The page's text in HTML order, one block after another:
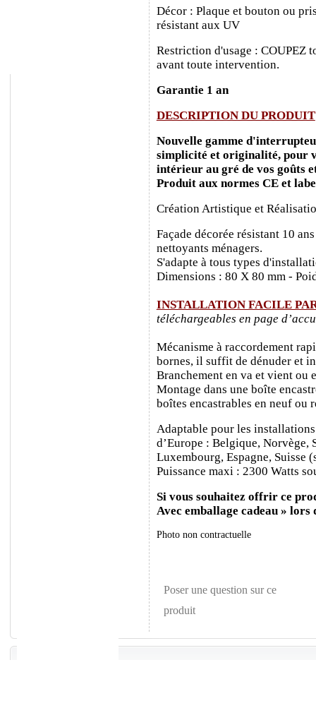
Décor : Plaque et bouton ou
résistant aux UV
Restriction d'usage : COUPEZ
avant toute intervention.
Garantie 1 an
DESCRIPTION DU PRODUIT
Nouvelle gamme
simplicité et originalité, pour
intérieur au gré de vos goûts
Produit aux normes CE et
Création Artistique et
Façade décorée résistant 10
nettoyants ménagers.
S'adapte à tous types
Dimensions : 80 X 80 mm -
INSTALLATION FACILE
téléchargeables en page
Mécanisme à raccordement
bornes, il suffit de dénuder et
Branchement en va et vient ou
Montage dans une boîte
boîtes encastrables en neuf ou
Adaptable pour les
d’Europe : Belgique, Norvège,
Luxembourg, Espagne, Suisse
Puissance maxi : 2300 Watts
Si vous souhaitez offrir ce
Avec emballage cadeau » lors
Photo non contractuelle
Poser une question sur ce
produit